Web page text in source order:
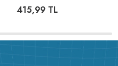
415,99TL